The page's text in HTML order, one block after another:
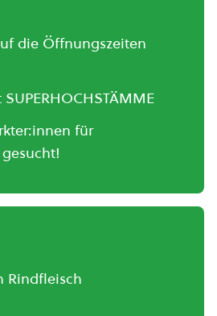
die Öffnungszeiten
für
Rindfleisch